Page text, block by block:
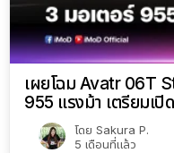
เผยโฉม Avatr 06T
955 แรงม้า เตรียมเปิ
โดย Sakura P.
5 เดือนที่แล้ว